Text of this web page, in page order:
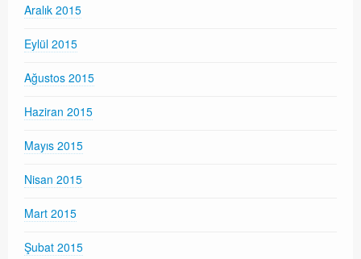
Aralık 2015
Eylül 2015
Ağustos 2015
Haziran 2015
Mayıs 2015
Nisan 2015
Mart 2015
Şubat 2015